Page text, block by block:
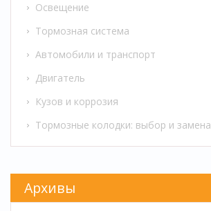
Освещение
Тормозная система
Автомобили и транспорт
Двигатель
Кузов и коррозия
Тормозные колодки: выбор и замена
Архивы